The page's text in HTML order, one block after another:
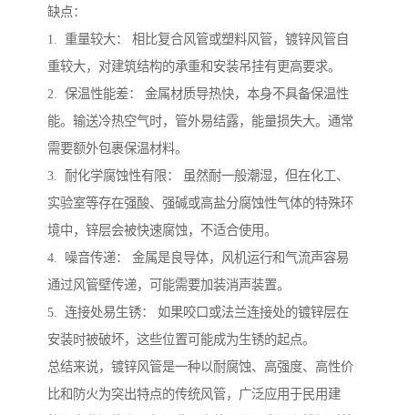
缺点：
1. 重量较大： 相比复合风管或塑料风管，镀锌风管自
重较大，对建筑结构的承重和安装吊挂有更高要求。
2. 保温性能差： 金属材质导热快，本身不具备保温性
能。输送冷热空气时，管外易结露，能量损失大。通常
需要额外包裹保温材料。
3. 耐化学腐蚀性有限： 虽然耐一般潮湿，但在化工、
实验室等存在强酸、强碱或高盐分腐蚀性气体的特殊环
境中，锌层会被快速腐蚀，不适合使用。
4. 噪音传递： 金属是良导体，风机运行和气流声容易
通过风管壁传递，可能需要加装消声装置。
5. 连接处易生锈： 如果咬口或法兰连接处的镀锌层在
安装时被破坏，这些位置可能成为生锈的起点。
总结来说，镀锌风管是一种以耐腐蚀、高强度、高性价
比和防火为突出特点的传统风管，广泛应用于民用建